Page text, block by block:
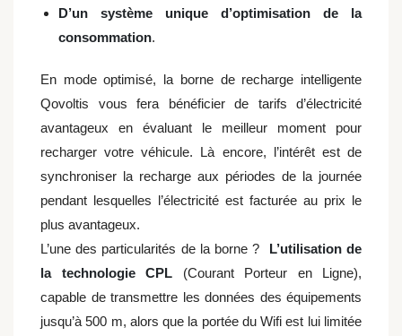
D’un système unique d’optimisation de la
consommation.
En mode optimisé, la borne de recharge intelligente
Qovoltis vous fera bénéficier de tarifs d’électricité
avantageux en évaluant le meilleur moment pour
recharger votre véhicule. Là encore, l’intérêt est de
synchroniser la recharge aux périodes de la journée
pendant lesquelles l’électricité est facturée au prix le
plus avantageux.
L’une des particularités de la borne ?
L’utilisation de
la technologie CPL (Courant Porteur en Ligne),
capable de transmettre les données des équipements
jusqu’à 500 m, alors que la portée du Wifi est lui limitée